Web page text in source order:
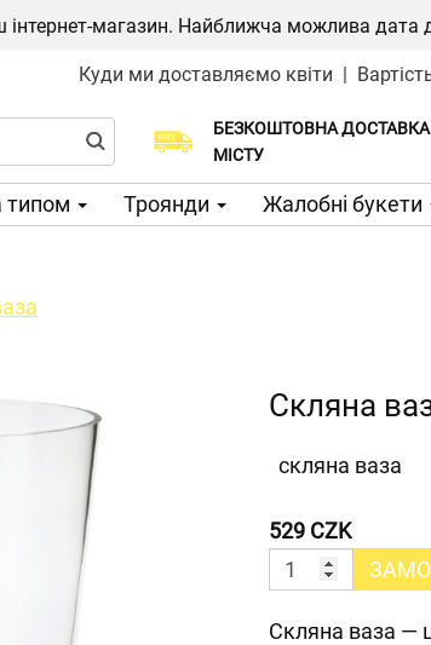
магазин. Найближча можлива дата
Куди ми доставляємо квіти |
БЕЗКОШТОВНА
МІСТУ
Виберіть дату доставки
типом Троянди Жалобні букети
Скляна
скляна ваза
529 CZK
Скляна ваза —